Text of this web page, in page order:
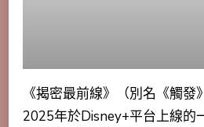
《揭密最前線》（別名《觸
2025年於Disney+平台上線的